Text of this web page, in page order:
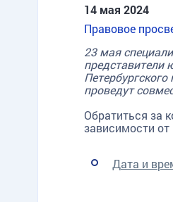
14 мая 2024
Правовое
23 мая
представители
проведут
Обратиться за
зависимости от
Дата и